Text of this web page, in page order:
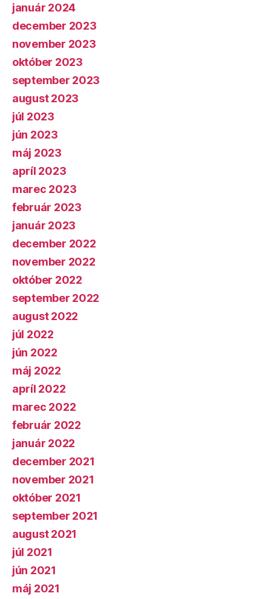
január 2024
december 2023
november 2023
október 2023
september 2023
august 2023
júl 2023
jún 2023
máj 2023
apríl 2023
marec 2023
február 2023
január 2023
december 2022
november 2022
október 2022
september 2022
august 2022
júl 2022
jún 2022
máj 2022
apríl 2022
marec 2022
február 2022
január 2022
december 2021
november 2021
október 2021
september 2021
august 2021
júl 2021
jún 2021
máj 2021